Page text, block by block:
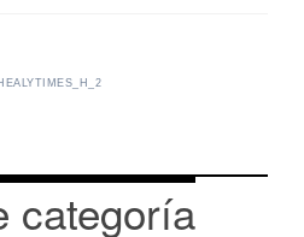
categoría